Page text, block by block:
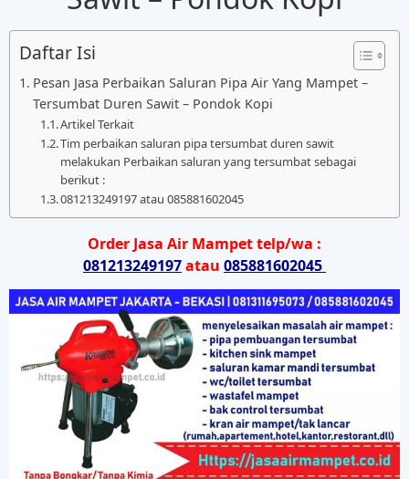
Daftar Isi
Pesan Jasa Perbaikan Saluran Pipa Air Yang Mampet –
Tersumbat Duren Sawit – Pondok Kopi
Artikel Terkait
Tim perbaikan saluran pipa tersumbat duren sawit
melakukan Perbaikan saluran yang tersumbat sebagai
berikut :
081213249197 atau 085881602045
Order Jasa Air Mampet telp/wa :
081213249197atau 085881602045